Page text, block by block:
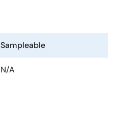
Sampleable
N/A